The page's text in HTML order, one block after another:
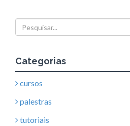
Categorias
cursos
palestras
tutoriais